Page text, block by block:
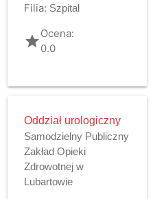
Filia: Szpital
gradeOcena:
0.0
Oddział urologiczny
Samodzielny Publiczny
Zakład Opieki
Zdrowotnej w
Lubartowie